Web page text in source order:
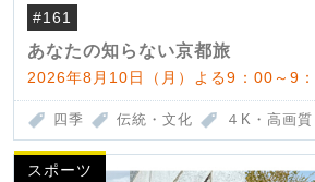
#161
あなたの知らない京都旅
2026年8月10日（月）よる9：00～9
四季 伝統・文化 ４K・高画質
スポーツ